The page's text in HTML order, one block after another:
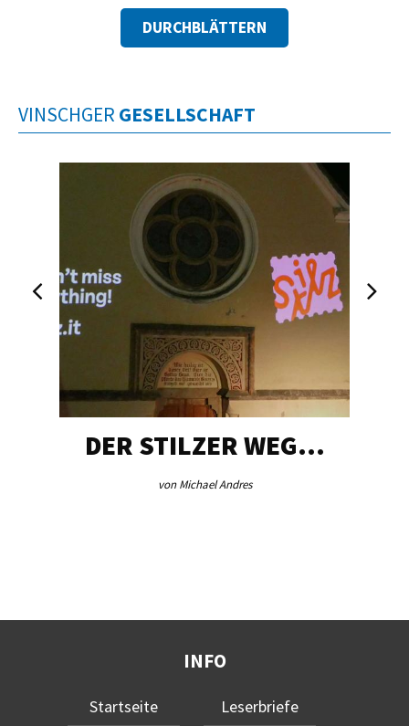
DURCHBLÄTTERN
VINSCHGER GESELLSCHAFT
DER STILZER WEG…
von Michael Andres
INFO
Startseite
Leserbriefe